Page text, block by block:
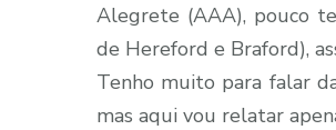
Alegrete (AAA), pouco
de Hereford e Braford),
Tenho muito para falar
mas aqui vou relatar